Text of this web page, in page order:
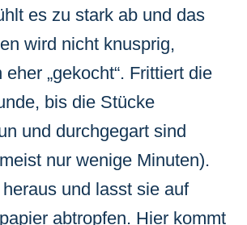
es zu stark ab und das
wird nicht knusprig,
eher „gekocht“. Frittiert die
bis die Stücke
und durchgegart sind
nur wenige Minuten).
und lasst sie auf
abtropfen. Hier kommt